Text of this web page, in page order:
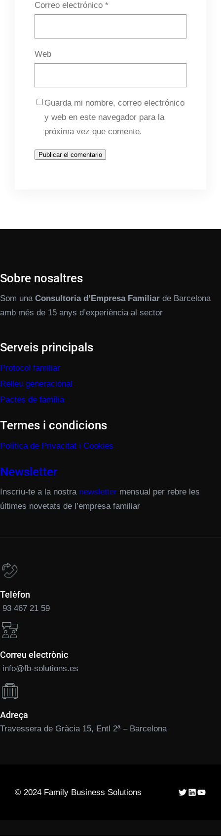
Correo electrónico *
Web
Guarda mi nombre, correo electrónico
y web en este navegador para la
próxima vez que comente.
Sobre nosaltres
Som una Consultoria d’Empresa Familiar de Barcelona
amb més de 15 anys d’experiència al sector
Serveis principals
Protocol familiar
Relleu generacional
Pactes de família
Termes i condicions
Política de Privacitat i Cookies
Newsletter
Inscriu-te a la nostra newsletter mensual per rebre les
últimes novetats de l’empresa familiar
Telèfon
93 467 21 59
Correu electrònic
info@fb-solutions.es
Adreça
Travessera de Gràcia 15, Entl 2ª – Barcelona
© 2024 Family Business Solutions Twitter
LinkedIn